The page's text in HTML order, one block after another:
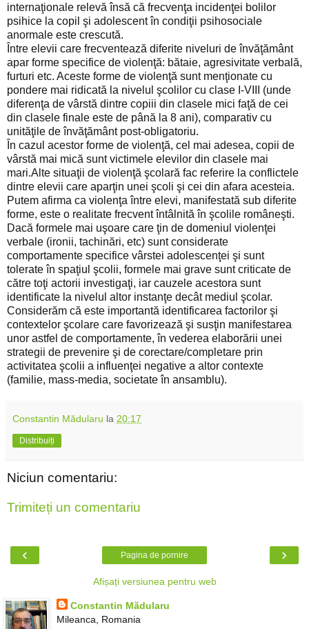
internaţionale relevă însă că frecvenţa incidenţei bolilor
psihice la copil şi adolescent în condiţii psihosociale
anormale este crescută.
Între elevii care frecventează diferite niveluri de învăţământ
apar forme specifice de violenţă: bătaie, agresivitate verbală,
furturi etc. Aceste forme de violenţă sunt menţionate cu
pondere mai ridicată la nivelul şcolilor cu clase I-VIII (unde
diferenţa de vârstă dintre copiii din clasele mici faţă de cei
din clasele finale este de până la 8 ani), comparativ cu
unităţile de învăţământ post-obligatoriu.
În cazul acestor forme de violenţă, cel mai adesea, copii de
vârstă mai mică sunt victimele elevilor din clasele mai
mari.Alte situaţii de violenţă şcolară fac referire la conflictele
dintre elevii care aparţin unei şcoli şi cei din afara acesteia.
Putem afirma ca violenţa între elevi, manifestată sub diferite
forme, este o realitate frecvent întâlnită în şcolile româneşti.
Dacă formele mai uşoare care ţin de domeniul violenţei
verbale (ironii, tachinări, etc) sunt considerate
comportamente specifice vârstei adolescenţei şi sunt
tolerate în spaţiul şcolii, formele mai grave sunt criticate de
către toţi actorii investigaţi, iar cauzele acestora sunt
identificate la nivelul altor instanţe decât mediul şcolar.
Considerăm că este importantă identificarea factorilor şi
contextelor şcolare care favorizează şi susţin manifestarea
unor astfel de comportamente, în vederea elaborării unei
strategii de prevenire şi de corectare/completare prin
activitatea şcolii a influenţei negative a altor contexte
(familie, mass-media, societate în ansamblu).
Constantin Mădularu la 20:17
Distribuiți
Niciun comentariu:
Trimiteți un comentariu
‹ ›
Pagina de pornire
Afișați versiunea pentru web
Constantin Mădularu
Mileanca, Romania